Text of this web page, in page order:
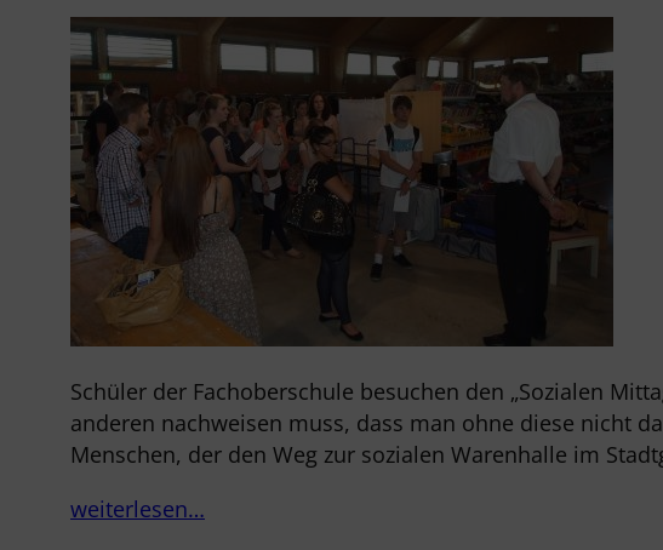
Schüler der Fachoberschule besuchen den „Sozialen
anderen nachweisen muss, dass man ohne diese nicht
Menschen, der den Weg zur sozialen Warenhalle im
weiterlesen…